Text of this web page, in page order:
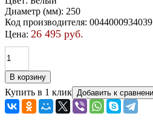
Диаметр (мм): 250
Код производителя: 0044000934039
Цена: 26 495 руб.
Купить в 1 клик